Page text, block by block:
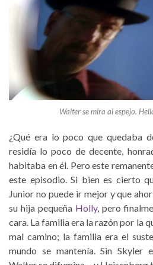
Walter se mira al espejo.
¿Qué era lo poco que quedaba
residía lo poco de decente,
habitaba en él. Pero este
este episodio. Si bien es cierto
Junior no puede ir mejor y que
su hija pequeña Holly, pero
cara. La familia era la razón por la
mal camino; la familia era el
mundo se mantenía. Sin Skyler